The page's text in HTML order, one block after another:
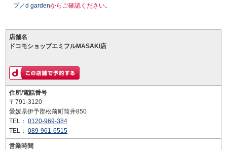
プ／d gardenからご確認ください。
店舗名
ドコモショップエミフルMASAKI店
住所/電話番号
〒791-3120
愛媛県伊予郡松前町筒井850
TEL： 0120-969-384
TEL： 089-961-6515
営業時間